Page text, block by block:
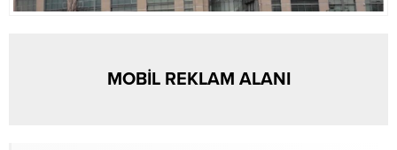
MOBİL REKLAM ALANI